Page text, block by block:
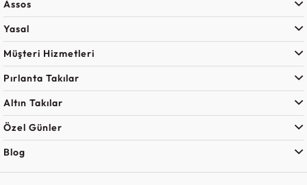
Assos
Yasal
Müşteri Hizmetleri
Pırlanta Takılar
Altın Takılar
Özel Günler
Blog